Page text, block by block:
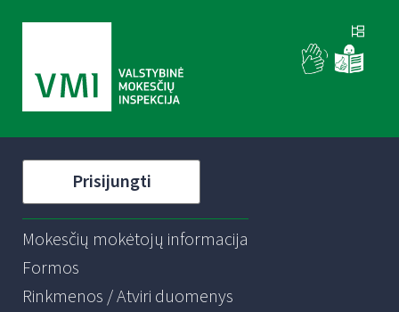
Prisijungti
Mokesčių mokėtojų informacija
Formos
Rinkmenos / Atviri duomenys